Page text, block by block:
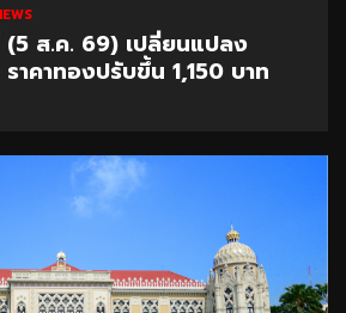
(5 ส.ค. 69) เปลี่ยนแปลง
าคาทองปรับขึ้น 1,150 บาท